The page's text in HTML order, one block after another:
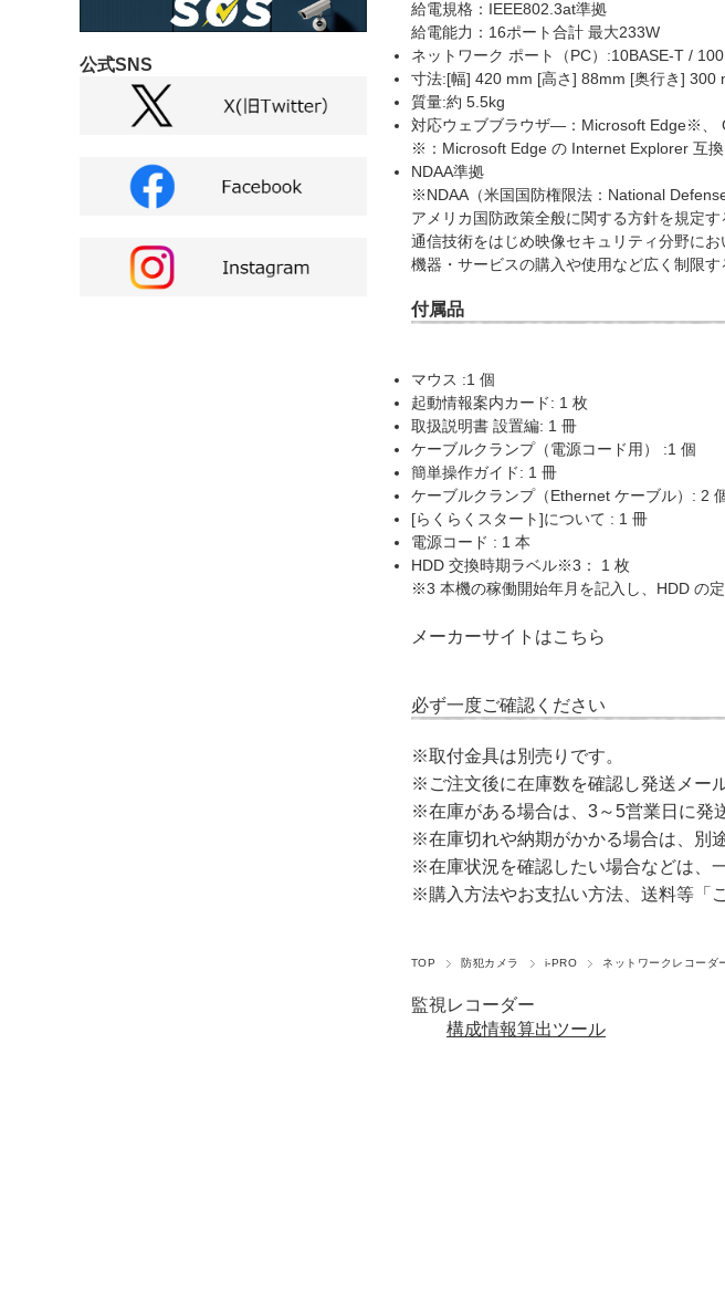
給電規格：IEEE802.3at準拠
給電能力：16ポート合計 最大233W
ネットワーク ポート（PC）:10BASE-T /
寸法:[幅] 420 mm [高さ] 88mm [奥行き] 300
質量:約 5.5kg
対応ウェブブラウザ―：Microsoft Edge※、
※：Microsoft Edge の Internet Explorer 互換
NDAA準拠
※NDAA（米国国防権限法：National
アメリカ国防政策全般に関する方針を規定す
通信技術をはじめ映像セキュリティ分野に
機器・サービスの購入や使用など広く制限す
付属品
マウス :1 個
起動情報案内カード: 1 枚
取扱説明書 設置編: 1 冊
ケーブルクランプ（電源コード用） :1 個
簡単操作ガイド: 1 冊
ケーブルクランプ（Ethernet ケーブル）: 2
[らくらくスタート]について : 1 冊
電源コード : 1 本
HDD 交換時期ラベル※3： 1 枚
※3 本機の稼働開始年月を記入し、HDD の
メーカーサイトはこちら
必ず一度ご確認ください
※取付金具は別売りです。
※ご注文後に在庫数を確認し発送メー
※在庫がある場合は、3～5営業日に発
※在庫切れや納期がかかる場合は、別
※在庫状況を確認したい場合などは、
※購入方法やお支払い方法、送料等 「
TOP 防犯カメラ i-PRO ネットワークレコーダ
監視レコーダー
構成情報算出ツール
公式SNS